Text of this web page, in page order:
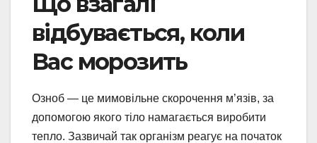
відбувається, коли
Вас морозить
Озноб — це мимовільне скорочення м’язів, за
допомогою якого тіло намагається виробити
тепло. Зазвичай так організм реагує на початок